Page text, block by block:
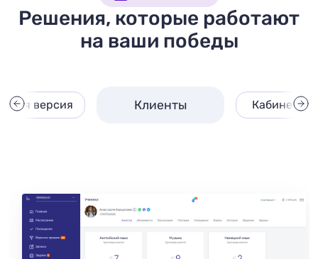
Решения, которые работают
на ваши победы
версия Клиенты Кабинет